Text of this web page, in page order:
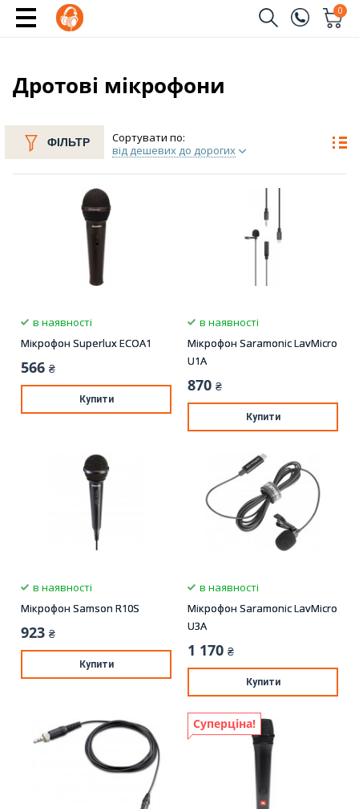
0
Телефон
Дротові мікрофони
ФІЛЬТР
Сортувати по:
від дешевих до дорогих
в наявності
Мікрофон Superlux ECOA1
566 ₴
Купити
в наявності
Мікрофон Saramonic LavMicro
U1A
870 ₴
Купити
в наявності
Мікрофон Samson R10S
923 ₴
Купити
в наявності
Мікрофон Saramonic LavMicro
U3A
1 170 ₴
Купити
Суперціна!